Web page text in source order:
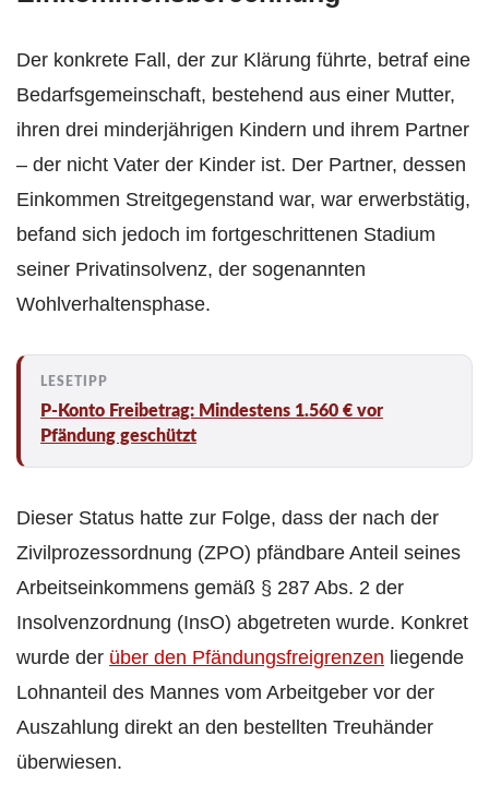
Der konkrete Fall, der zur Klärung führte, betraf eine
Bedarfsgemeinschaft, bestehend aus einer Mutter,
ihren drei minderjährigen Kindern und ihrem Partner
– der nicht Vater der Kinder ist. Der Partner, dessen
Einkommen Streitgegenstand war, war erwerbstätig,
befand sich jedoch im fortgeschrittenen Stadium
seiner Privatinsolvenz, der sogenannten
Wohlverhaltensphase.
P-Konto Freibetrag: Mindestens 1.560 € vor
Pfändung geschützt
Dieser Status hatte zur Folge, dass der nach der
Zivilprozessordnung (ZPO) pfändbare Anteil seines
Arbeitseinkommens gemäß § 287 Abs. 2 der
Insolvenzordnung (InsO) abgetreten wurde. Konkret
wurde der über den Pfändungsfreigrenzen liegende
Lohnanteil des Mannes vom Arbeitgeber vor der
Auszahlung direkt an den bestellten Treuhänder
überwiesen.